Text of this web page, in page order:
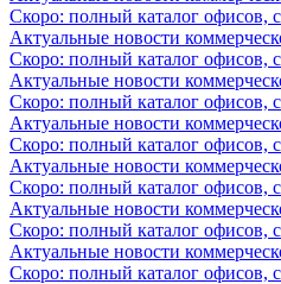
Скоро: полный каталог офисов,
Актуальные новости
Скоро: полный каталог офисов,
Актуальные новости
Скоро: полный каталог офисов,
Актуальные новости
Скоро: полный каталог офисов,
Актуальные новости
Скоро: полный каталог офисов,
Актуальные новости
Скоро: полный каталог офисов,
Актуальные новости
Скоро: полный каталог офисов,